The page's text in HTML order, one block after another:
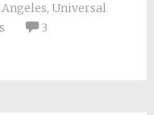
, Universal
3